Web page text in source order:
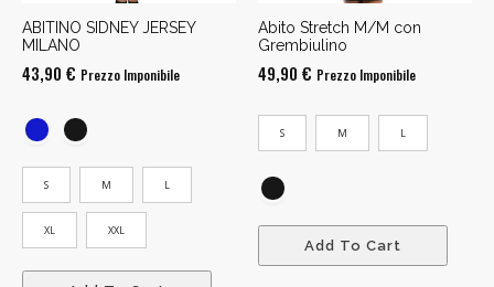
ABITINO SIDNEY JERSEY
MILANO
43,90 € Prezzo Imponibile
S M L
XL XXL
Abito Stretch M/M con
Grembiulino
49,90 € Prezzo Imponibile
S M L
Add To Cart